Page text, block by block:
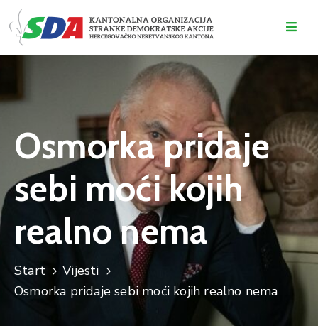
VIJESTI
KONTAKT
Osmorka pridaje
sebi moći kojih
realno nema
Start
Vijesti
Osmorka pridaje sebi moći kojih realno nema